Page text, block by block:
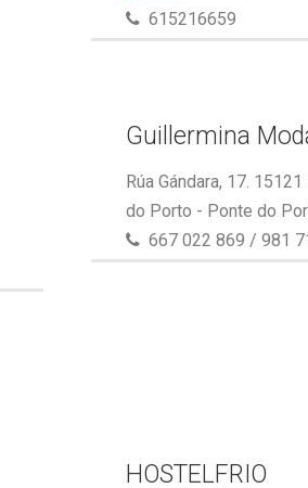
615216659
Guillermina
Rúa Gándara, 17.
do Porto - Ponte do
667 022 869 / 981
HOSTELFRIO